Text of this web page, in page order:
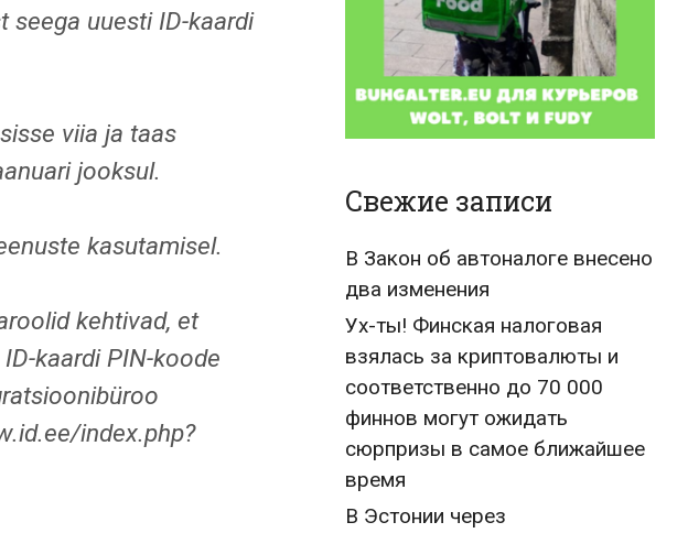
seega uuesti ID-kaardi
viia ja taas
jooksul.
kasutamisel.
kehtivad, et
kaardi PIN-koode
index.php?
Свежие записи
В Закон об автоналоге внесено
два изменения
Ух-ты! Финская налоговая
взялась за криптовалюты и
соответственно до 70 000
финнов могут ожидать
сюрпризы в самое ближайшее
время
В Эстонии через